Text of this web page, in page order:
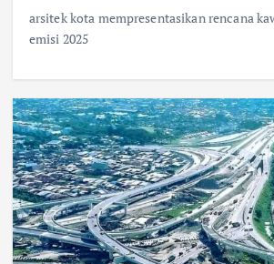
arsitek kota mempresentasikan rencana
emisi 2025